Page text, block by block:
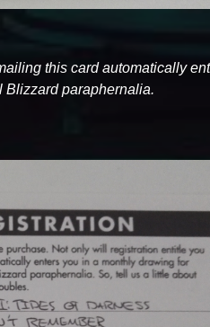
this card automatically
Blizzard paraphernalia.